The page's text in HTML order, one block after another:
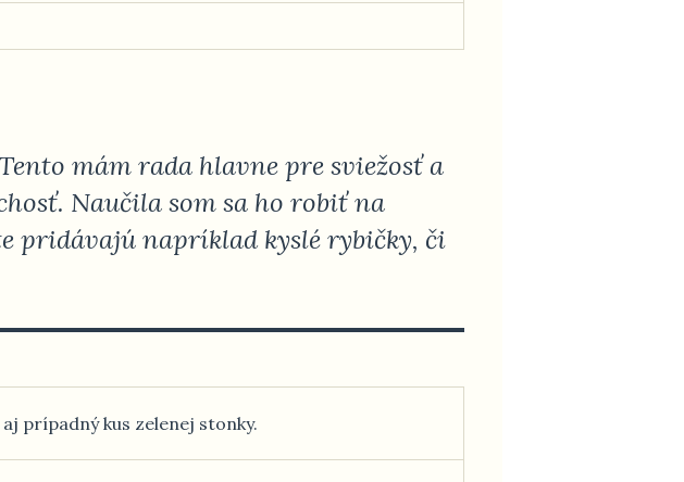
mám rada hlavne pre sviežosť a
Naučila som sa ho robiť na
pridávajú napríklad kyslé rybičky, či
prípadný kus zelenej stonky.